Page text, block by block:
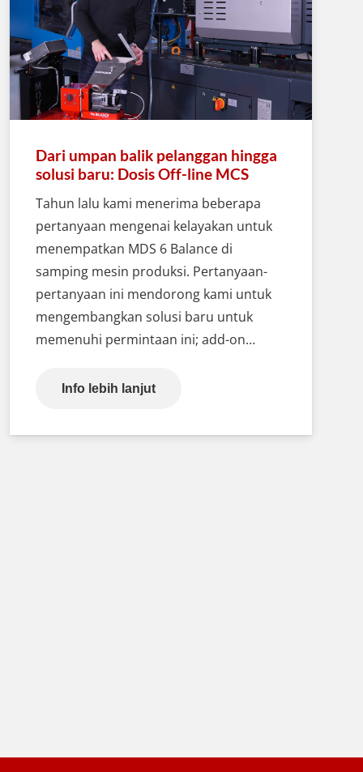
Dari umpan balik pelanggan hingga
solusi baru: Dosis Off-line MCS
Tahun lalu kami menerima beberapa
pertanyaan mengenai kelayakan untuk
menempatkan MDS 6 Balance di
samping mesin produksi. Pertanyaan-
pertanyaan ini mendorong kami untuk
mengembangkan solusi baru untuk
memenuhi permintaan ini; add-on…
Info lebih lanjut